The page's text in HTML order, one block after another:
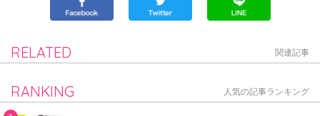
RELATED 関連記事
RANKING 人気の記事ランキング